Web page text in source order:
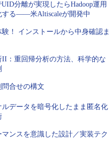
UID分離が実現したらHadoop運用
する――米Altiscaleが開発中
験！ インストールから中身確認ま
II：重回帰分析の方法、科学的な
問合せの構文
ルデータを暗号化したまま匿名化
マンスを意識した設計／実装テク